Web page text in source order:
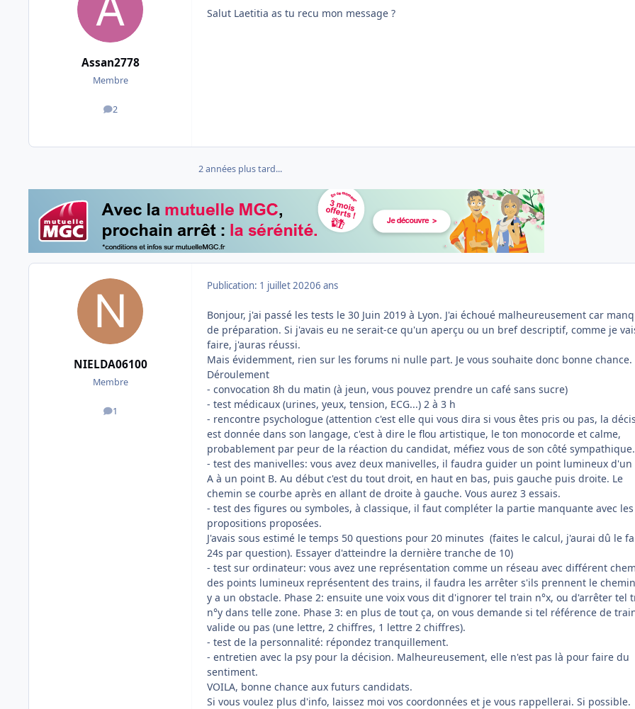
Assan2778
Membre
2
messages
Salut Laetitia as tu recu mon message ?
2 années plus tard...
NIELDA06100
Membre
1
messages
Publication: 1 juillet 20206 ans
Bonjour, j'ai passé les tests le 30 Juin 2019 à Lyon. J'ai échoué malheureusement car
de préparation. Si j'avais eu ne serait-ce qu'un aperçu ou un bref descriptif, comme je
faire, j'auras réussi.
Mais évidemment, rien sur les forums ni nulle part. Je vous souhaite donc bonne chance.
Déroulement
- convocation 8h du matin (à jeun, vous pouvez prendre un café sans sucre)
- test médicaux (urines, yeux, tension, ECG...) 2 à 3 h
- rencontre psychologue (attention c'est elle qui vous dira si vous êtes pris ou pas, la
est donnée dans son langage, c'est à dire le flou artistique, le ton monocorde et calme,
probablement par peur de la réaction du candidat, méfiez vous de son côté
- test des manivelles: vous avez deux manivelles, il faudra guider un point lumineux
A à un point B. Au début c'est du tout droit, en haut en bas, puis gauche puis droite. Le
chemin se courbe après en allant de droite à gauche. Vous aurez 3 essais.
- test des figures ou symboles, à classique, il faut compléter la partie manquante avec
propositions proposées.
J'avais sous estimé le temps 50 questions pour 20 minutes (faites le calcul, j'aurai dû le
24s par question). Essayer d'atteindre la dernière tranche de 10)
- test sur ordinateur: vous avez une représentation comme un réseau avec différent
des points lumineux représentent des trains, il faudra les arrêter s'ils prennent le
y a un obstacle. Phase 2: ensuite une voix vous dit d'ignorer tel train n°x, ou d'arrêter tel
n°y dans telle zone. Phase 3: en plus de tout ça, on vous demande si tel référence de
valide ou pas (une lettre, 2 chiffres, 1 lettre 2 chiffres).
- test de la personnalité: répondez tranquillement.
- entretien avec la psy pour la décision. Malheureusement, elle n'est pas là pour faire du
sentiment.
VOILA, bonne chance aux futurs candidats.
Si vous voulez plus d'info, laissez moi vos coordonnées et je vous rappellerai. Si possible.